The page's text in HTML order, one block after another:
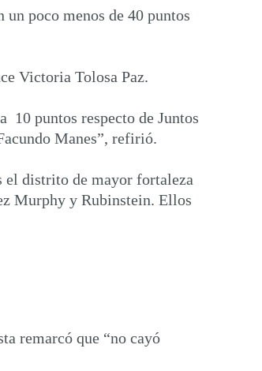
poco menos de 40 puntos
Victoria Tolosa Paz.
10 puntos respecto de Juntos
Manes”, refirió.
el distrito de mayor fortaleza
Murphy y Rubinstein. Ellos
remarcó que “no cayó